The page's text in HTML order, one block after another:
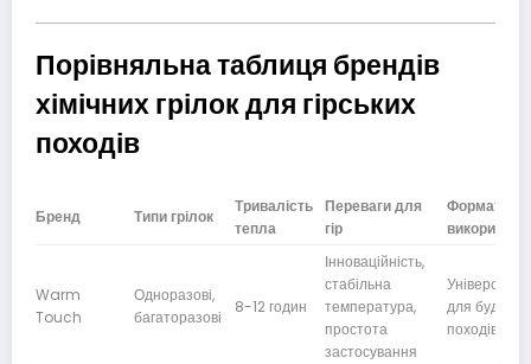
Порівняльна таблиця брендів
хімічних грілок для гірських
походів
Бренд Типи грілок
Тривалість
тепла
Переваги для
гір
Формат
Warm
Touch
Одноразові,
багаторазові
8-12 годин
Інноваційність,
стабільна
температура,
простота
застосування
для будь-
походів